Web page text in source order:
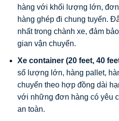
hàng với khối lượng lớn,
hàng ghép đi chung tuyến.
nhất trong chành xe, đảm
gian vận chuyển.
Xe container (20 feet, 40
số lượng lớn, hàng pallet,
chuyển theo hợp đồng dài
với những đơn hàng có yêu
an toàn.